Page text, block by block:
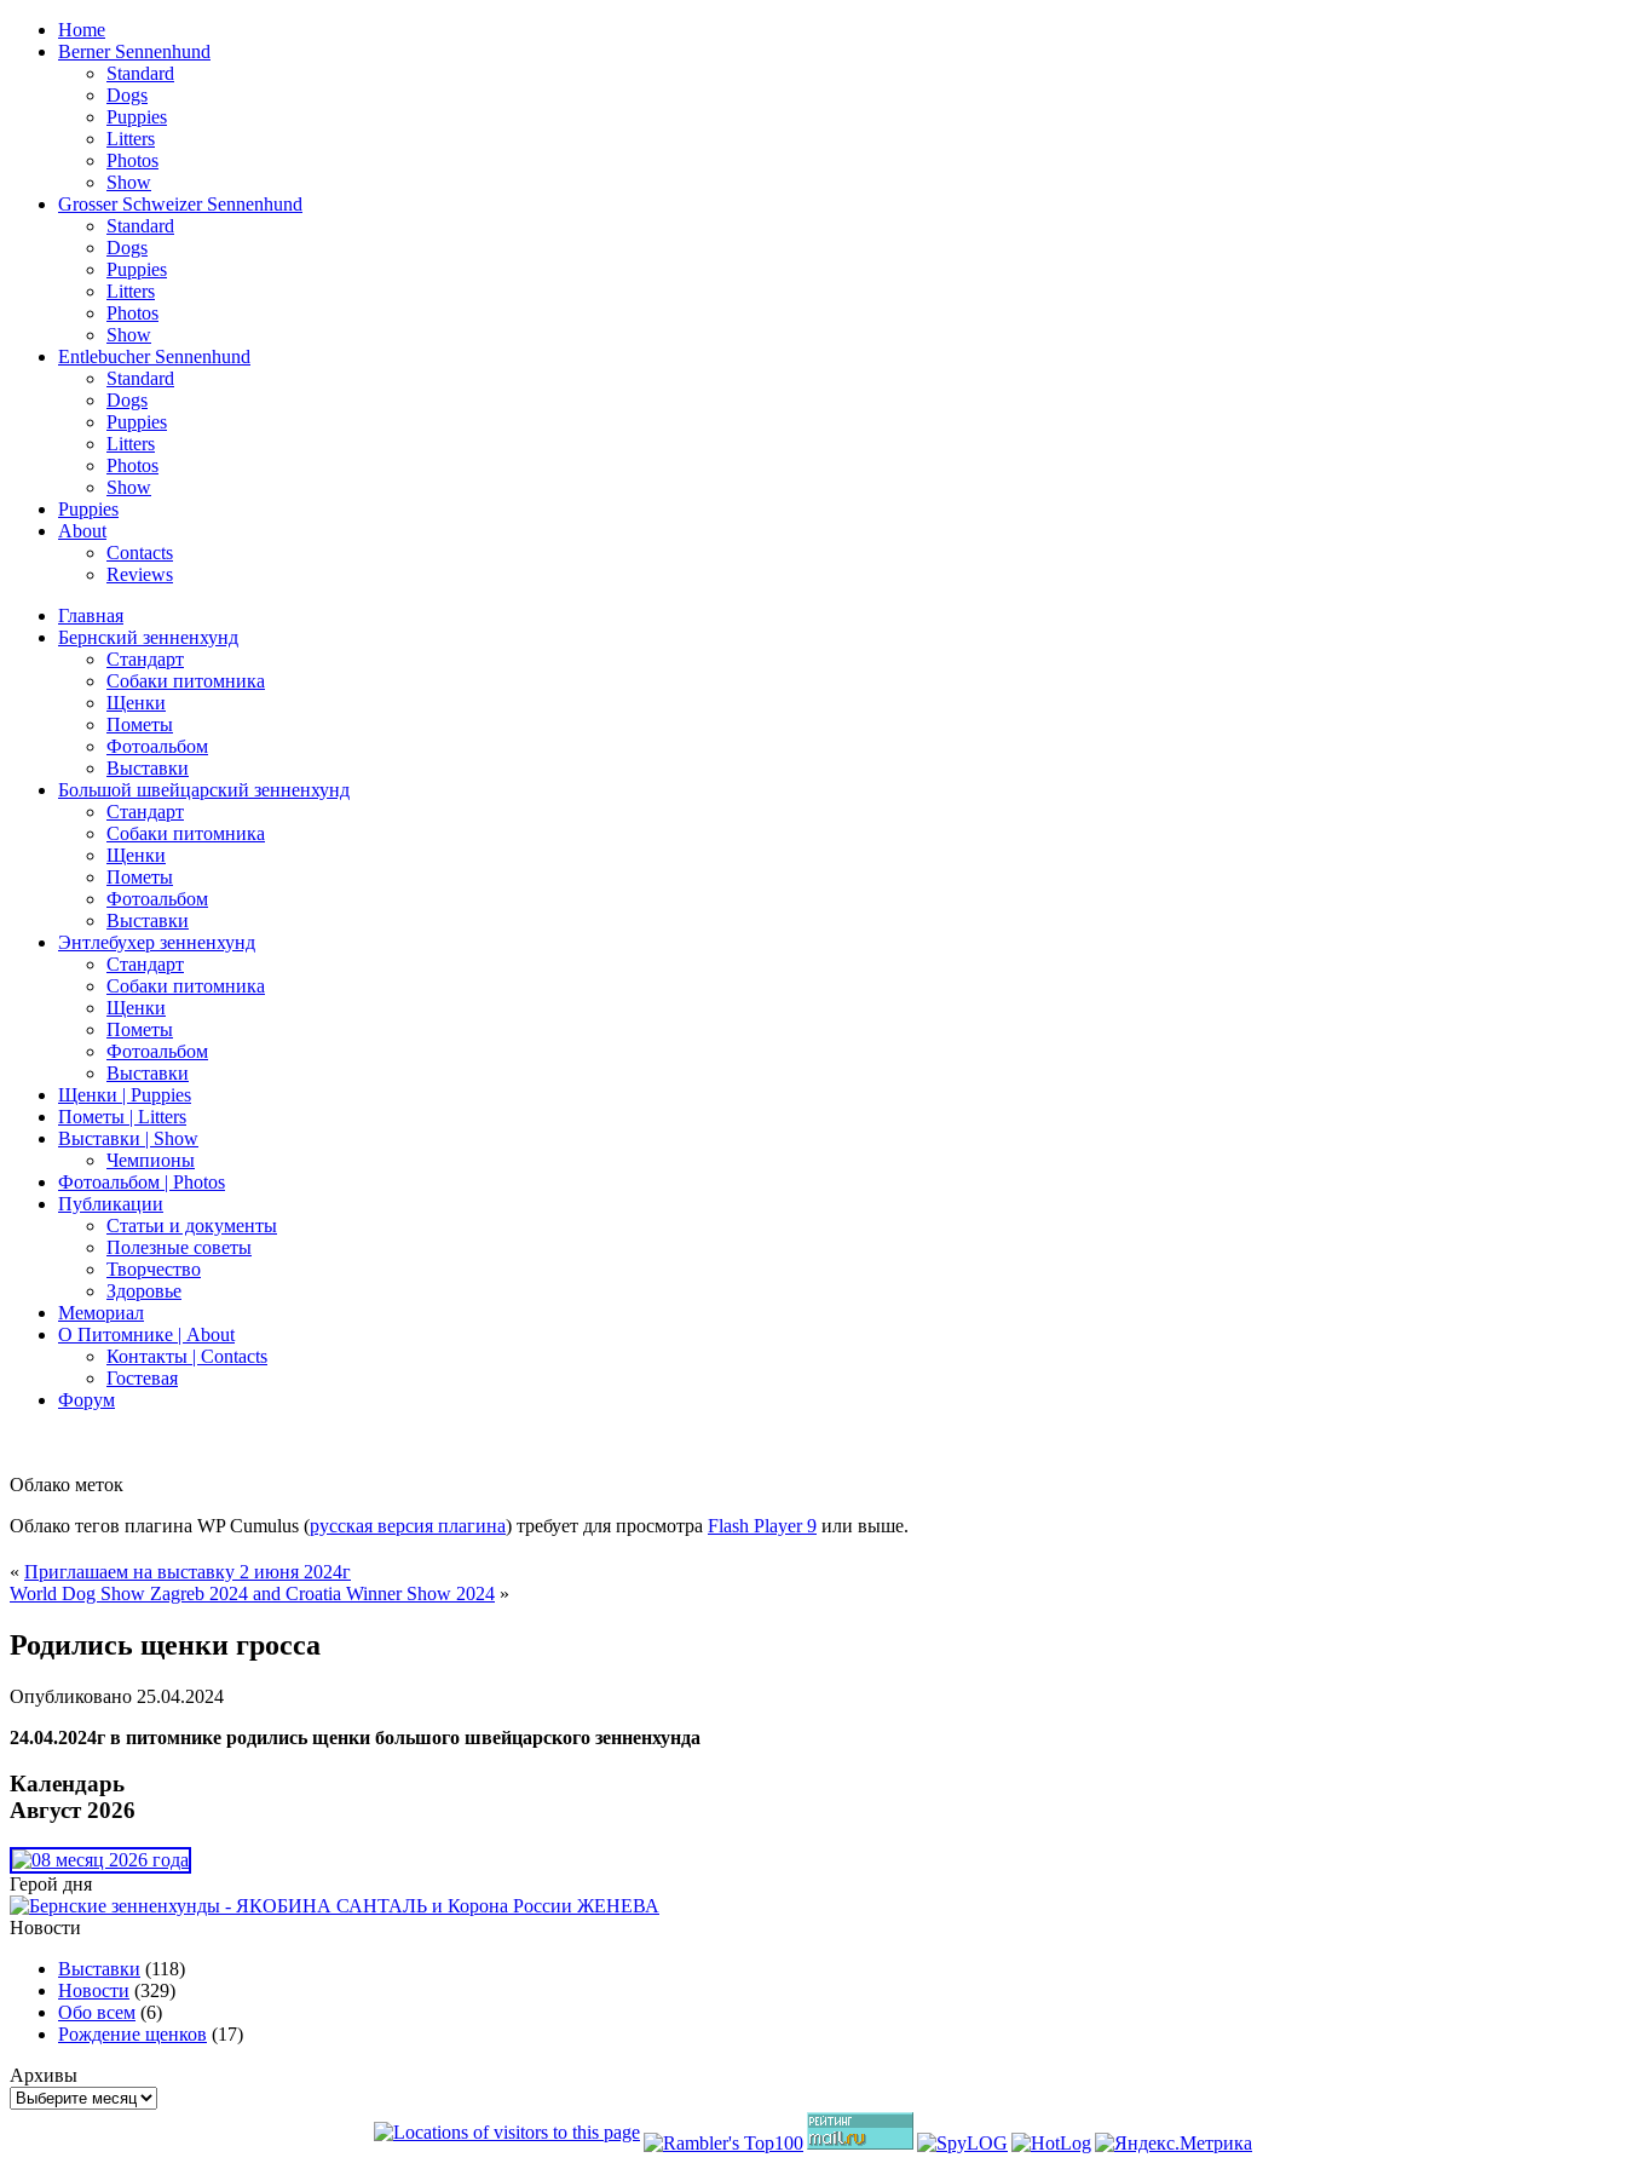
Home
Berner Sennenhund
Standard
Dogs
Puppies
Litters
Photos
Show
Grosser Schweizer Sennenhund
Standard
Dogs
Puppies
Litters
Photos
Show
Entlebucher Sennenhund
Standard
Dogs
Puppies
Litters
Photos
Show
Puppies
About
Contacts
Reviews
Главная
Бернский зенненхунд
Стандарт
Собаки питомника
Щенки
Пометы
Фотоальбом
Выставки
Большой швейцарский зенненхунд
Стандарт
Собаки питомника
Щенки
Пометы
Фотоальбом
Выставки
Энтлебухер зенненхунд
Стандарт
Собаки питомника
Щенки
Пометы
Фотоальбом
Выставки
Щенки | Puppies
Пометы | Litters
Выставки | Show
Чемпионы
Фотоальбом | Photos
Публикации
Статьи и документы
Полезные советы
Творчество
Здоровье
Мемориал
О Питомнике | About
Контакты | Contacts
Гостевая
Форум
Облако меток
Облако тегов плагина WP Cumulus (русская версия плагина) требует для просмотра Flash Player 9 или выше.
« Приглашаем на выставку 2 июня 2024г
World Dog Show Zagreb 2024 and Croatia Winner Show 2024 »
Родились щенки гросса
Опубликовано 25.04.2024
24.04.2024г в питомнике родились щенки большого швейцарского зенненхунда
Календарь
Август 2026
Герой дня
Новости
Выставки (118)
Новости (329)
Обо всем (6)
Рождение щенков (17)
Архивы